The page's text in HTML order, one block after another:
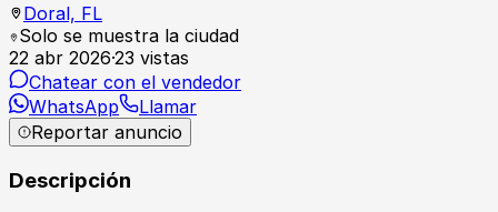
Doral, FL
Solo se muestra la ciudad
22 abr 2026·23 vistas
Chatear con el vendedor
WhatsApp
Llamar
Reportar anuncio
Descripción